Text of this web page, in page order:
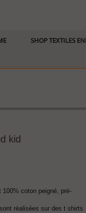
SHOP TEXTILES
kid
coton peigné, pré-
réalisées sur des t shirts